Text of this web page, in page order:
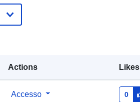
Actions Likes
Accesso 0
49.0587585 ], [ 9.8316082,